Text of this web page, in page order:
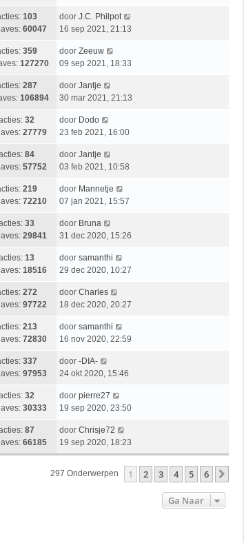
103
60047
door J.C. Philpot
16 sep 2021, 21:13
359
127270
door Zeeuw
09 sep 2021, 18:33
287
106894
door Jantje
30 mar 2021, 21:13
32
27779
door Dodo
23 feb 2021, 16:00
84
57752
door Jantje
03 feb 2021, 10:58
219
72210
door Mannetje
07 jan 2021, 15:57
33
29841
door Bruna
31 dec 2020, 15:26
13
18516
door samanthi
29 dec 2020, 10:27
272
97722
door Charles
18 dec 2020, 20:27
213
72830
door samanthi
16 nov 2020, 22:59
337
97953
door -DIA-
24 okt 2020, 15:46
32
30333
door pierre27
19 sep 2020, 23:50
87
66185
door Chrisje72
19 sep 2020, 18:23
297 Onderwerpen 1 2 3 4 5 6
Ga Naar